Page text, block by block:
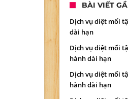
BÀI VIẾT
Dịch vụ diệt mối
dài hạn
Dịch vụ diệt mối
hành dài hạn
Dịch vụ diệt mối
hành dài hạn